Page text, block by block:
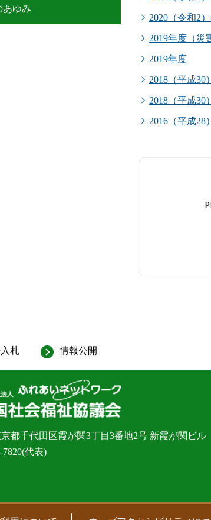
2020（令和2
2019年度（災
2019年度
2018（平成30
2018（平成30
2016（平成28
あゆみ
札 情報公開
都千代田区霞が関3丁目3番地2号 新霞が関ビル
7820(代表)